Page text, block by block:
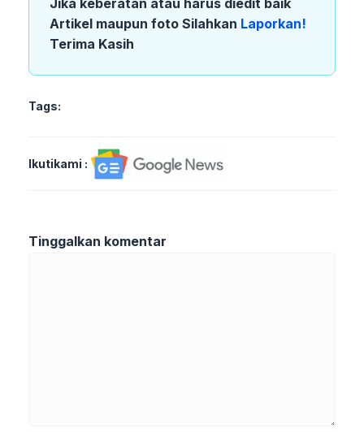
Jika keberatan atau harus diedit baik
Artikel maupun foto Silahkan Laporkan!
Terima Kasih
Tags:
Ikutikami :
Tinggalkan komentar